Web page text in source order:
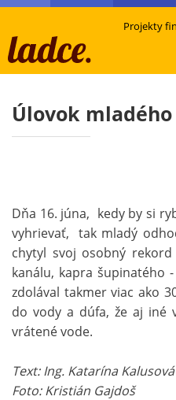
Projekty
Úlovok
Dňa 16. júna, kedy by si
vyhrievať, tak mladý
chytyl svoj osobný rekord
kanálu, kapra šupinatého
zdolával takmer viac ako
do vody a dúfa, že aj iné
vrátené vode.
Text: Ing. Katarína Kalusová
Foto: Kristián Gajdoš